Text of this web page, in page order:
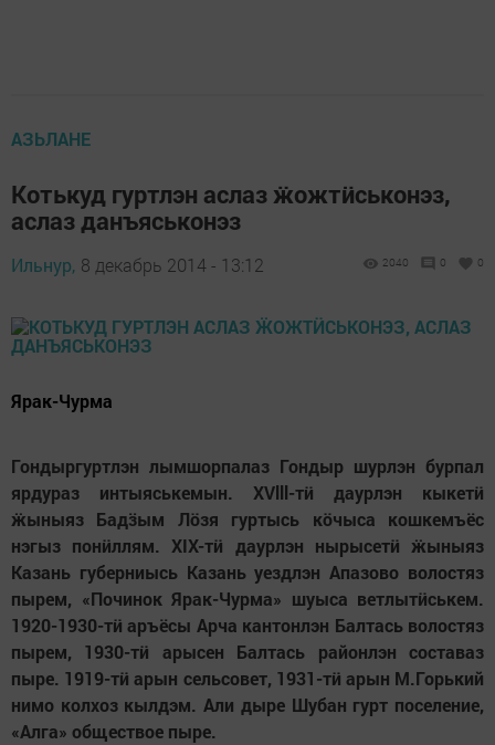
АЗЬЛАНЕ
Котькуд гуртлэн аслаз ӝожтӥськонэз,
аслаз данъяськонэз
Ильнур, 8 декабрь 2014 - 13:12 2040 0 0
Ярак-Чурма
Гондыргуртлэн лымшорпалаз Гондыр шурлэн бурпал
ярдураз интыяськемын. XVlll-тӥ даурлэн кыкетӥ
ӝыныяз Бадӟым Лӧзя гуртысь кӧчыса кошкемъёс
нэгыз понӥллям. XIX-тӥ даурлэн нырысетӥ ӝыныяз
Казань губерниысь Казань уездлэн Апазово волостяз
пырем, «Починок Ярак-Чурма» шуыса ветлытӥськем.
1920-1930-тӥ аръёсы Арча кантонлэн Балтась волостяз
пырем, 1930-тӥ
арысен Балтась районлэн составаз
пыре. 1919-тӥ арын сельсовет, 1931-тӥ арын М.Горький
нимо колхоз кылдэм. Али дыре Шубан гурт поселение,
«Алга» обществое пыре.